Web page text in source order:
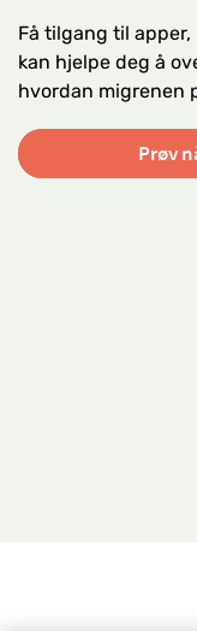
Få tilgang til
kan hjelpe deg å
hvordan migrenen
Prøv